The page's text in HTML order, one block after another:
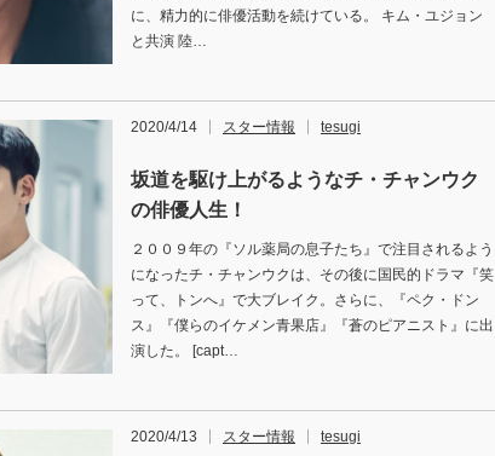
に、精力的に俳優活動を続けている。 キム・ユジョン
と共演 陸…
2020/4/14 スター情報 tesugi
坂道を駆け上がるようなチ・チャンウク
の俳優人生！
２００９年の『ソル薬局の息子たち』で注目されるよう
になったチ・チャンウクは、その後に国民的ドラマ『笑
って、トンへ』で大ブレイク。さらに、『ペク・ドン
ス』『僕らのイケメン青果店』『蒼のピアニスト』に出
演した。 [capt…
2020/4/13 スター情報 tesugi